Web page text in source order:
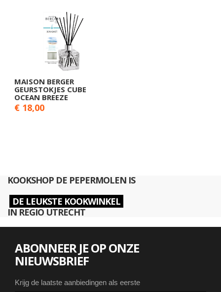
MAISON BERGER
GEURSTOKJES CUBE
OCEAN BREEZE
€ 18,00
KOOKSHOP DE PEPERMOLEN IS
DE LEUKSTE KOOKWINKEL
IN REGIO UTRECHT
ABONNEER JE OP ONZE
NIEUWSBRIEF
Krijg de laatste aanbiedingen als eerste